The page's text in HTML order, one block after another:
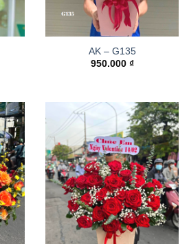
AK – G135
950.000 ₫